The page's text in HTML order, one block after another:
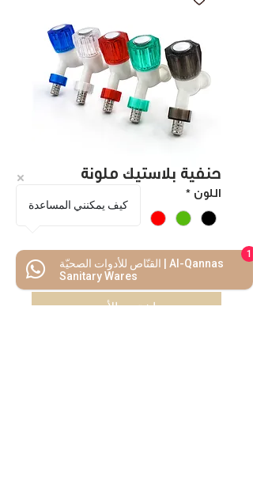
حنفية بلاستيك ملونة
اللون *
اضف للسلة
اشتريه الأن
كيف يمكنني المساعدة
القنّاص للأدوات الصحيّة | Al-Qannas
Sanitary Wares
1